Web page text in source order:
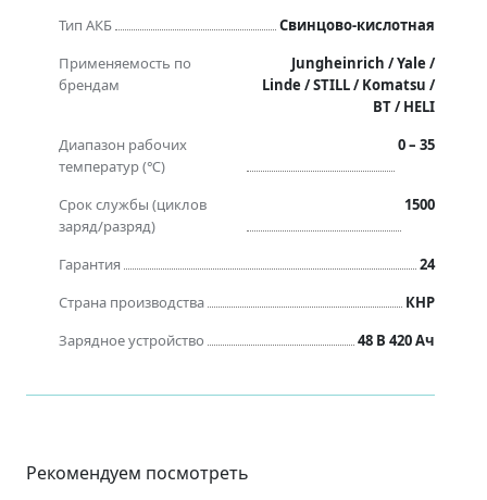
Тип АКБ
Свинцово-кислотная
Применяемость по
брендам
Jungheinrich / Yale /
Linde / STILL / Komatsu /
BT / HELI
Диапазон рабочих
температур (℃)
0 – 35
Срок службы (циклов
заряд/разряд)
1500
Гарантия
24
Страна производства
КНР
Зарядное устройство
48 B 420 Ач
Рекомендуем посмотреть